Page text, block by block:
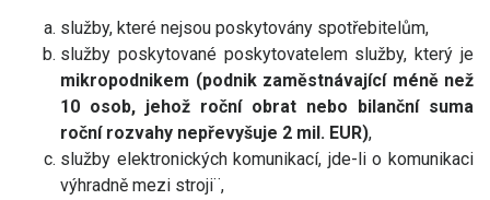
služby, které nejsou poskytovány spotřebitelům,
služby poskytované poskytovatelem služby, který je
mikropodnikem (podnik zaměstnávající méně než
10 osob, jehož roční obrat nebo bilanční suma
roční rozvahy nepřevyšuje 2 mil. EUR),
služby elektronických komunikací, jde-li o komunikaci
výhradně mezi stroji¨,